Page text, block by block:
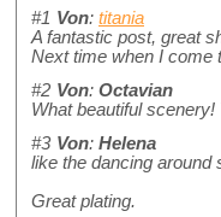
#1 Von: titania
A fantastic post, great
Next time when I come
#2 Von: Octavian
What beautiful
#3 Von: Helena
like the dancing around
Great plating.